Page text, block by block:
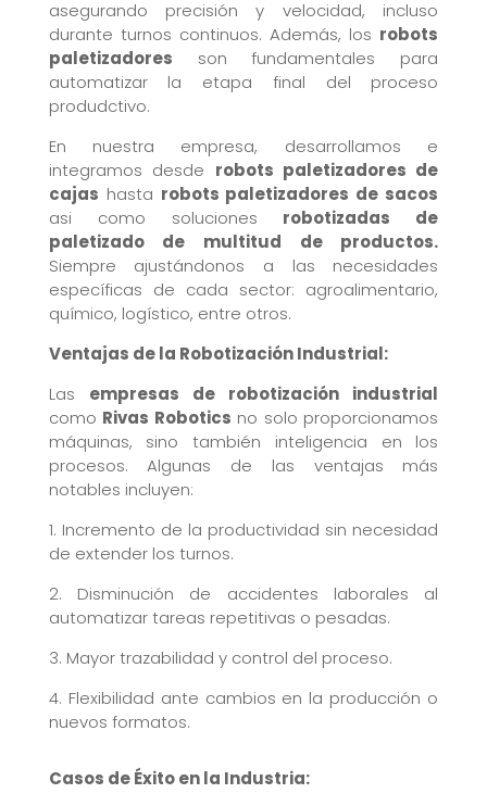
asegurando precisión y velocidad, incluso
durante turnos continuos. Además, los robots
paletizadores son fundamentales para
automatizar la etapa final del proceso
produdctivo.
En nuestra empresa, desarrollamos e
integramos desde robots paletizadores de
cajas hasta robots paletizadores de sacos
asi como soluciones robotizadas de
paletizado de multitud de productos.
Siempre ajustándonos a las necesidades
específicas de cada sector: agroalimentario,
químico, logístico, entre otros.
Ventajas de la Robotización Industrial:
Las empresas de robotización industrial
como Rivas Robotics no solo proporcionamos
máquinas, sino también inteligencia en los
procesos. Algunas de las ventajas más
notables incluyen:
1. Incremento de la productividad sin necesidad
de extender los turnos.
2. Disminución de accidentes laborales al
automatizar tareas repetitivas o pesadas.
3. Mayor trazabilidad y control del proceso.
4. Flexibilidad ante cambios en la producción o
nuevos formatos.
Casos de Éxito en la Industria: